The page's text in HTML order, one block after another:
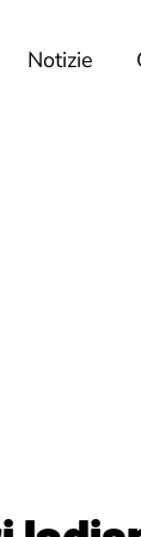
Notizie